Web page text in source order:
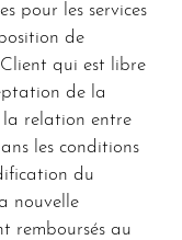
pour les services
de
Client qui est libre
de la
relation entre
les conditions
du
nouvelle
remboursés au